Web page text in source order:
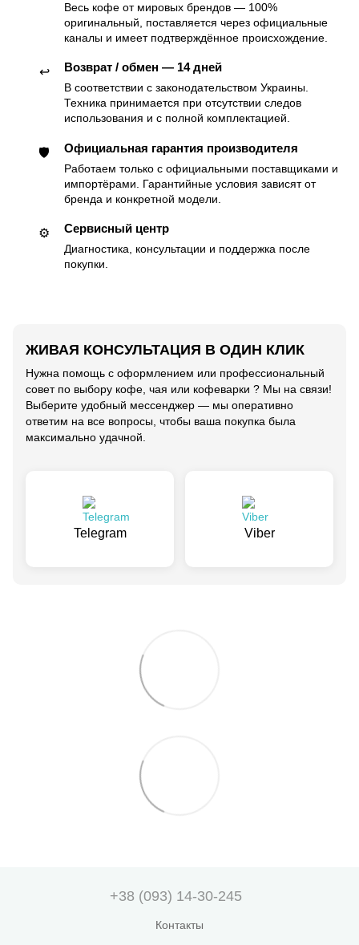
Весь кофе от мировых брендов — 100%
оригинальный, поставляется через официальные
каналы и имеет подтверждённое происхождение.
↩️ Возврат / обмен — 14 дней
В соответствии с законодательством Украины.
Техника принимается при отсутствии следов
использования и с полной комплектацией.
🛡 Официальная гарантия производителя
Работаем только с официальными поставщиками и
импортёрами. Гарантийные условия зависят от
бренда и конкретной модели.
⚙️ Сервисный центр
Диагностика, консультации и поддержка после
покупки.
ЖИВАЯ КОНСУЛЬТАЦИЯ В ОДИН КЛИК
Нужна помощь с оформлением или профессиональный
совет по выбору кофе, чая или кофеварки ? Мы на связи!
Выберите удобный мессенджер — мы оперативно
ответим на все вопросы, чтобы ваша покупка была
максимально удачной.
Telegram Viber
+38 (093) 14-30-245
Контакты